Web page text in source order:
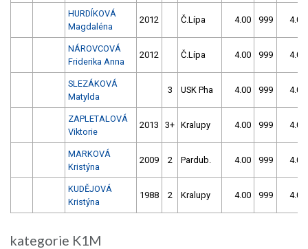
HURDÍKOVÁ
Magdaléna
2012 Č.Lípa 4.00 999 4.00
NÁROVCOVÁ
Friderika Anna
2012 Č.Lípa 4.00 999 4.00
SLEZÁKOVÁ
Matylda
3 USK Pha 4.00 999 4.00
ZAPLETALOVÁ
Viktorie
2013 3+ Kralupy 4.00 999 4.00
MARKOVÁ
Kristýna
2009 2 Pardub. 4.00 999 4.00
KUDĚJOVÁ
Kristýna
1988 2 Kralupy 4.00 999 4.00
kategorie K1M